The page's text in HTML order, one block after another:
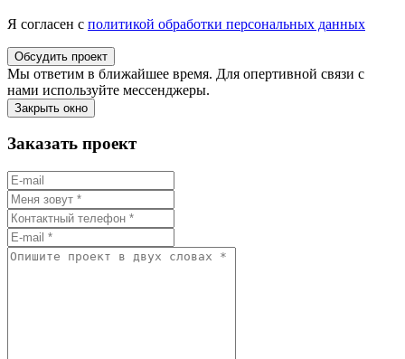
Я согласен с политикой обработки персональных данных
Обсудить проект
Мы ответим в ближайшее время. Для опертивной связи с
нами используйте мессенджеры.
Закрыть окно
Заказать проект